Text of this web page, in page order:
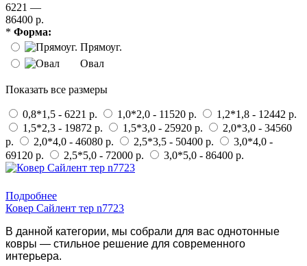
6221 —
86400 р.
* Форма:
Прямоуг.
Овал
Показать все размеры
0,8*1,5 - 6221 р. 1,0*2,0 - 11520 р.
1,2*1,8 - 12442 р.
1,5*2,3 - 19872 р.
1,5*3,0 - 25920 р.
2,0*3,0 - 34560
р.
2,0*4,0 - 46080 р. 2,5*3,5 - 50400 р.
3,0*4,0 -
69120 р.
2,5*5,0 - 72000 р. 3,0*5,0 - 86400 р.
Подробнее
Ковер Сайлент тер n7723
В данной категории, мы собрали для вас однотонные
ковры — стильное решение для современного
интерьера.